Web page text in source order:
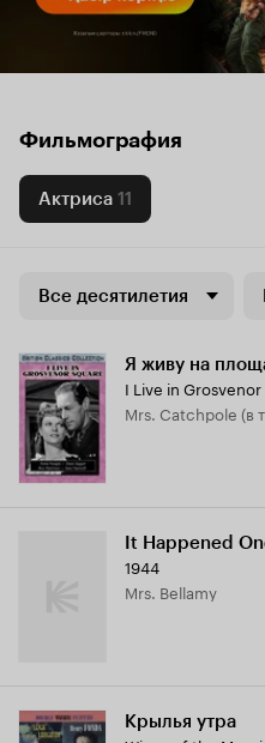
Фильмография
Актриса 11
Все десятилетия
Я живу на
I Live in
Mrs. Catchpole (в
It Happened
1944
Mrs. Bellamy
Крылья утра